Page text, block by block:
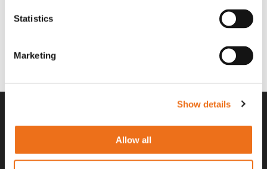
Statistics
Marketing
Show details
Allow all
Lägg till i varukorg
Rotor teeth 8t/6k 7.5Gr/8 R6/14 Rotor teeth 8t/6k 0Gr/8 R6/14